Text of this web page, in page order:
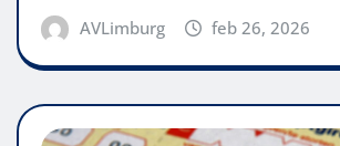
AVLimburg feb 26, 2026